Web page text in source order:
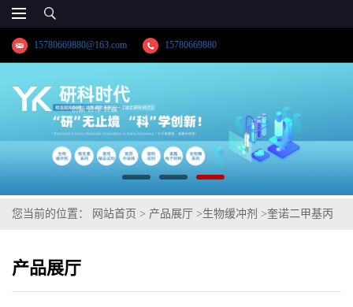
15780669880@163.com 15780669880
您当前的位置： 网站首页 > 产品展厅 >生物缓冲剂 >奎诺二甲基丙
产品展厅